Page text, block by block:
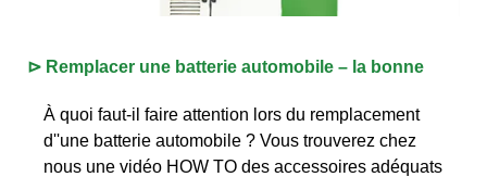
⊳ Remplacer une batterie automobile – la bonne
À quoi faut-il faire attention lors du remplacement
d''une batterie automobile ? Vous trouverez chez
nous une vidéo HOW TO des accessoires adéquats